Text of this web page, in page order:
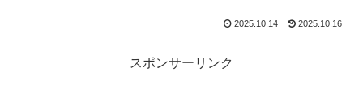
2025.10.14 2025.10.16
スポンサーリンク